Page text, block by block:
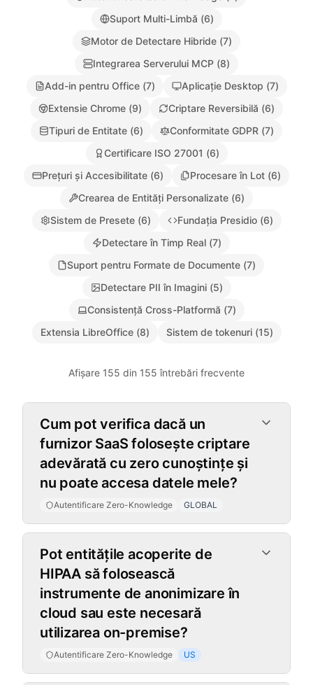
Suport Multi-Limbă (6)
Motor de Detectare Hibride (7)
Integrarea Serverului MCP (8)
Add-in pentru Office(7) Aplicație Desktop (7)
Extensie Chrome (9) Criptare Reversibilă (6)
Tipuri de Entitate (6) Conformitate GDPR (7)
Certificare ISO 27001 (6)
Prețuri și Accesibilitate (6) Procesare în Lot (6)
Crearea de Entități Personalizate (6)
Sistem de Presete(6) Fundația Presidio(6)
Detectare în Timp Real(7)
Suport pentru Formate de Documente (7)
Detectare PII în Imagini(5)
Consistență Cross-Platformă (7)
Extensia LibreOffice(8) Sistem de tokenuri(15)
Afișare 155 din 155 întrebări frecvente
Autentificare Zero-Knowledge
Cum pot verifica dacă un
furnizor SaaS folosește criptare
adevărată cu zero cunoștințe și
nu poate accesa datele mele?
Autentificare Zero-Knowledge GLOBAL
Pot entitățile acoperite de
HIPAA să folosească
instrumente de anonimizare în
cloud sau este necesară
utilizarea on-premise?
Autentificare Zero-Knowledge US